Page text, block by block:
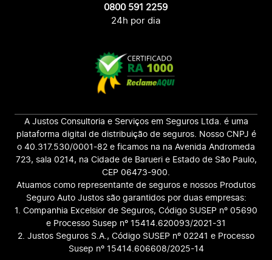
0800 591 2259
24h por dia
A Justos Consultoria e Serviços em Seguros Ltda. é uma
plataforma digital de distribuição de seguros. Nosso CNPJ é
o 40.317.530/0001-82 e ficamos na na Avenida Andromeda
723, sala 0214, na Cidade de Barueri e Estado de São Paulo,
CEP 06473-900.
Atuamos como representante de seguros e nossos Produtos
Seguro Auto Justos são garantidos por duas empresas:
1. Companhia Excelsior de Seguros, Código SUSEP nº 05690
e Processo Susep nº 15414.620093/2021-31
2. Justos Seguros S.A., Código SUSEP nº 02241 e Processo
Susep nº 15414.606608/2025-14